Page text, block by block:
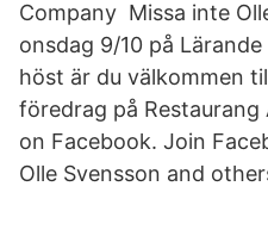
Company Missa inte
onsdag 9/10 på
höst är du välkommen
föredrag på
on Facebook. Join
Olle Svensson and